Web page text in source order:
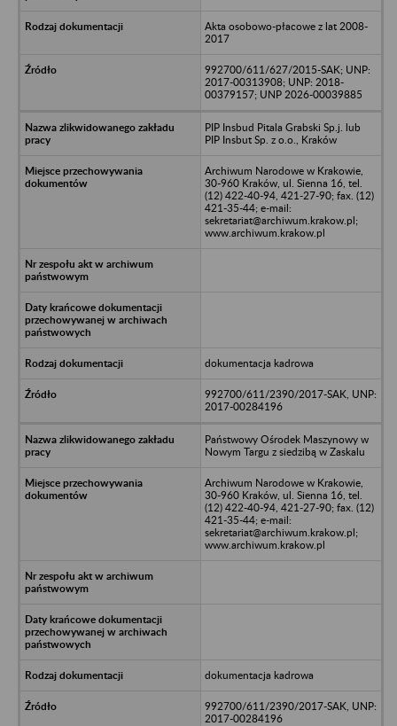
Akta osobowo-płacowe z lat 2008-
2017
992700/611/627/2015-SAK; UNP:
2017-00313908; UNP: 2018-
00379157; UNP 2026-00039885
PIP Insbud Pitala Grabski Sp.j. lub
PIP Insbut Sp. z o.o., Kraków
Archiwum Narodowe w Krakowie,
30-960 Kraków, ul. Sienna 16, tel.
(12) 422-40-94, 421-27-90; fax. (12)
421-35-44; e-mail:
sekretariat@archiwum.krakow.pl;
www.archiwum.krakow.pl
dokumentacja kadrowa
992700/611/2390/2017-SAK, UNP:
2017-00284196
Państwowy Ośrodek Maszynowy w
Nowym Targu z siedzibą w Zaskalu
Archiwum Narodowe w Krakowie,
30-960 Kraków, ul. Sienna 16, tel.
(12) 422-40-94, 421-27-90; fax. (12)
421-35-44; e-mail:
sekretariat@archiwum.krakow.pl;
www.archiwum.krakow.pl
dokumentacja kadrowa
992700/611/2390/2017-SAK, UNP:
2017-00284196